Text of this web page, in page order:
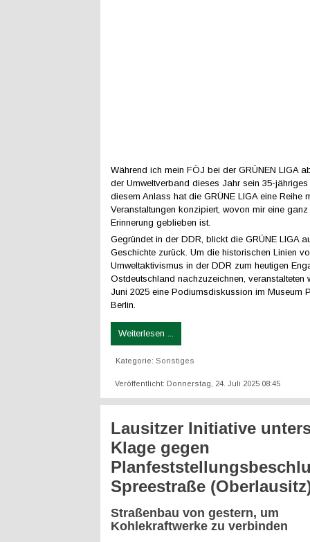
Während ich mein FÖJ bei der GRÜNEN LIGA
der Umweltverband dieses Jahr sein 35-
diesem Anlass hat die GRÜNE LIGA eine Reihe
Veranstaltungen konzipiert, wovon mir eine
Erinnerung geblieben ist.
Gegründet in der DDR, blickt die GRÜNE LIGA
Geschichte zurück. Um die historischen Linien
Umweltaktivismus in der DDR zum heutigen
Ostdeutschland nachzuzeichnen, veranstalteten
Juni 2025 eine Podiumsdiskussion im Museum
Berlin.
Weiterlesen ...
Kategorie: Sonstiges
Veröffentlicht: Donnerstag, 24. Juli 2025 08:45
Lausitzer Initiative
Klage gegen
Spreestraße
Straßenbau von gestern, um
Kohlekraftwerke zu verbinden